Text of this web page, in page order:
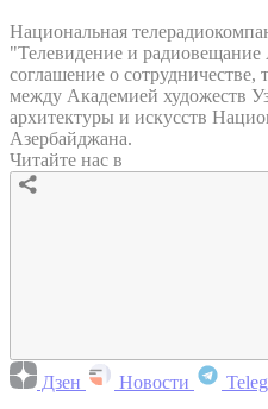
Национальная
"Телевидение и
соглашение о
между Академией художеств
архитектуры и искусств
Азербайджана.
Читайте нас в
Дзен Новости